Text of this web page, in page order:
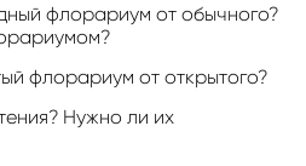
флорариум от обычного?
флорариум от открытого?
Нужно ли их